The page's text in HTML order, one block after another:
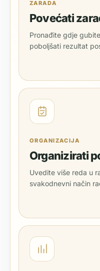
ZARADA
Povećati
Pronađite gdje
poboljšati rezultat
ORGANIZACIJA
Organizirati
Uvedite više reda u
svakodnevni način